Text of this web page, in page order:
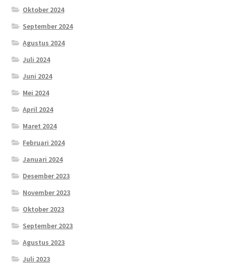
Oktober 2024
September 2024
Agustus 2024
Juli 2024
Juni 2024
Mei 2024
April 2024
Maret 2024
Februari 2024
Januari 2024
Desember 2023
November 2023
Oktober 2023
September 2023
Agustus 2023
Juli 2023